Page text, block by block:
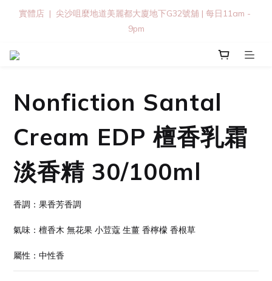
實體店  |  尖沙咀麼地道美麗都大廈地下G32號舖 | 每日11am -
9pm
Nonfiction Santal
Cream EDP 檀香乳霜
淡香精 30/100ml
香調：果香芳香調
氣味：檀香木 無花果 小荳蔻 生薑 香檸檬 香根草
屬性：中性香